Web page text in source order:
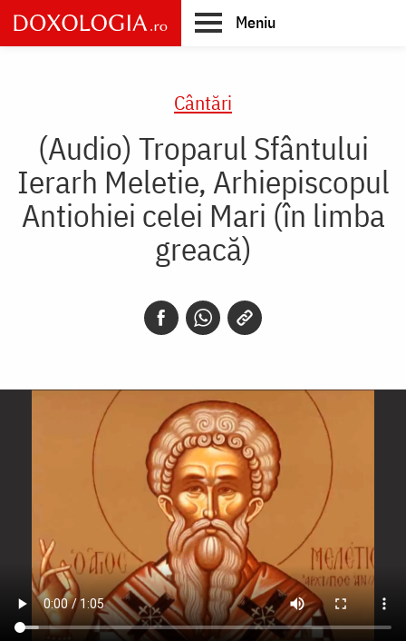
Skip
to
main
Meniu
Cântări
(Audio) Troparul Sfântului
Ierarh Meletie, Arhiepiscopul
Antiohiei celei Mari (în limba
greacă)